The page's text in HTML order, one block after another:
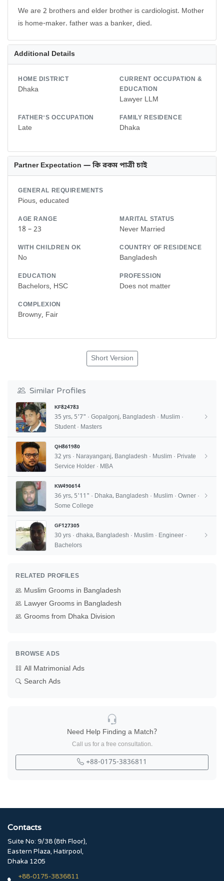
We are 2 brothers and elder brother is cardiologist. Mother
is home-maker. father was a banker, died.
Additional Details
HOME DISTRICT
Dhaka
CURRENT OCCUPATION &
EDUCATION
Lawyer LLM
FATHER'S OCCUPATION
Late
FAMILY RESIDENCE
Dhaka
Partner Expectation — কি রকম পাত্রী চাই
GENERAL REQUIREMENTS
Pious, educated
AGE RANGE
18 – 23
MARITAL STATUS
Never Married
WITH CHILDREN OK
No
COUNTRY OF RESIDENCE
Bangladesh
EDUCATION
Bachelors, HSC
PROFESSION
Does not matter
COMPLEXION
Browny, Fair
Short Version
Similar Profiles
KF824783
35 yrs, 5'7" · Gopalgonj, Bangladesh · Muslim ·
Student · Masters
QH861980
32 yrs · Narayanganj, Bangladesh · Muslim · Private
Service Holder · MBA
KW490614
36 yrs, 5'11" · Dhaka, Bangladesh · Muslim · Owner ·
Some College
GF127305
30 yrs · dhaka, Bangladesh · Muslim · Engineer ·
Bachelors
RELATED PROFILES
Muslim Grooms in Bangladesh
Lawyer Grooms in Bangladesh
Grooms from Dhaka Division
BROWSE ADS
All Matrimonial Ads
Search Ads
Need Help Finding a Match?
Call us for a free consultation.
+88-0175-3836811
Contacts
Suite No: 9/38 (8th Floor),
Eastern Plaza, Hatirpool,
Dhaka 1205
+88-0175-3836811